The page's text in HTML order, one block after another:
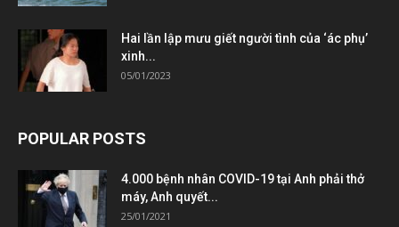
Hai lần lập mưu giết người tình của ‘ác phụ’
xinh...
05/01/2023
POPULAR POSTS
4.000 bệnh nhân COVID-19 tại Anh phải thở
máy, Anh quyết...
25/01/2021